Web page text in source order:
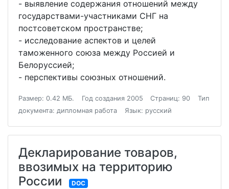
- выявление содержания отношений между
государствами-участниками СНГ на
постсоветском пространстве;
- исследование аспектов и целей
таможенного союза между Россией и
Белоруссией;
- перспективы союзных отношений.
Размер: 0.42 МБ. Год создания 2005 Страниц: 90
Тип
документа: дипломная работа
Язык: русский
Декларирование товаров,
ввозимых на территорию
России
DOC